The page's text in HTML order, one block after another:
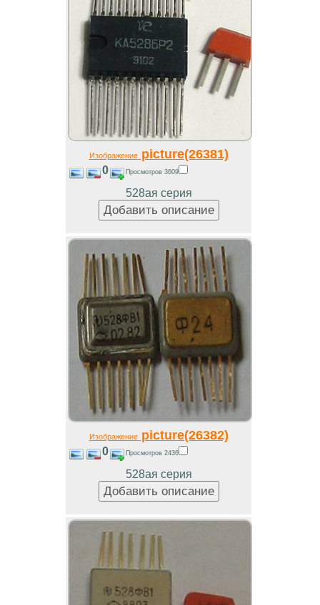
Изображениеpicture(26381)
0 Просмотров 3609
528ая серия
Изображениеpicture(26382)
0 Просмотров 2436
528ая серия